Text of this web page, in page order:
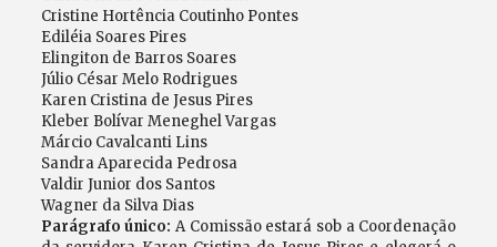
Cristine Hortência Coutinho Pontes
Ediléia Soares Pires
Elingiton de Barros Soares
Júlio César Melo Rodrigues
Karen Cristina de Jesus Pires
Kleber Bolívar Meneghel Vargas
Márcio Cavalcanti Lins
Sandra Aparecida Pedrosa
Valdir Junior dos Santos
Wagner da Silva Dias
Parágrafo único: A Comissão estará sob a Coordenação